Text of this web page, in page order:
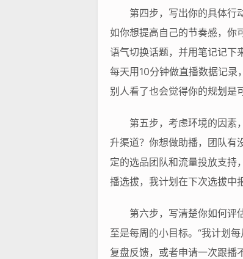
第四步，写出你的具体行
如你想提高自己的节奏感，你
语气切换话题，并用笔记记下
每天用10分钟做直播数据记录
别人看了也会觉得你的规划是
第五步，考虑环境的因素
升渠道？你想做助播，团队有
定的选品团队和流量投放支持
播选拔，我计划在下次选拔中
第六步，写清楚你如何评
至是每周的小目标。“我计划
复盘反馈，或者申请一次跟播